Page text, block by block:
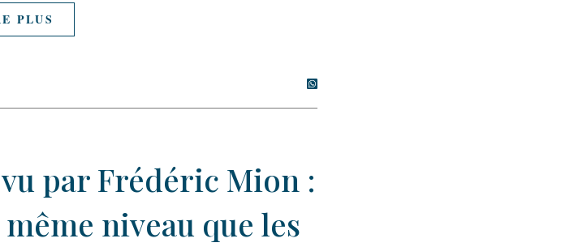
PLUS
vu par Frédéric Mion :
niveau que les